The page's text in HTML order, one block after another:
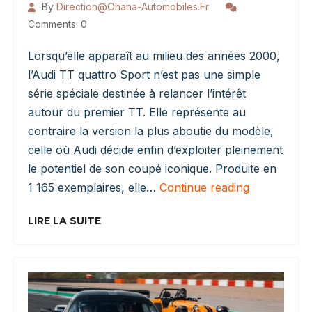
By Direction@ohana-Automobiles.fr
Comments: 0
Lorsqu’elle apparaît au milieu des années 2000,
l’Audi TT quattro Sport n’est pas une simple
série spéciale destinée à relancer l’intérêt
autour du premier TT. Elle représente au
contraire la version la plus aboutie du modèle,
celle où Audi décide enfin d’exploiter pleinement
le potentiel de son coupé iconique. Produite en
1 165 exemplaires, elle… Continue readingAudi
Du
Premier
LIRE LA SUITE